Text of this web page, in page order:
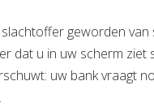
geworden
dat u in uw scherm ziet
uw bank vraagt